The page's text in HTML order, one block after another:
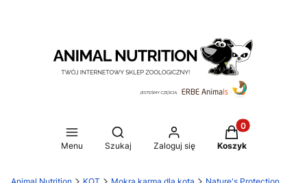
Menu
Otwórz wyszukiwarkę
Szukaj Zaloguj się
Produkty w
Koszyk